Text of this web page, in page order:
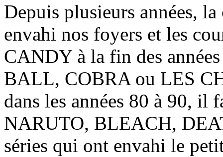
Depuis plusieurs années,
envahi nos foyers et les
CANDY à la fin des
BALL, COBRA ou LES
dans les années 80 à 90, il
NARUTO, BLEACH,
séries qui ont envahi le